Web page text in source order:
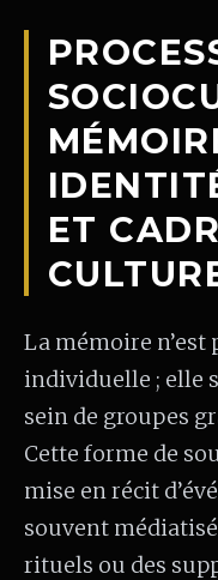
ET
La mémoire
individuelle ; elle
sein de groupes
Cette forme de
mise en récit
souvent
rituels ou des